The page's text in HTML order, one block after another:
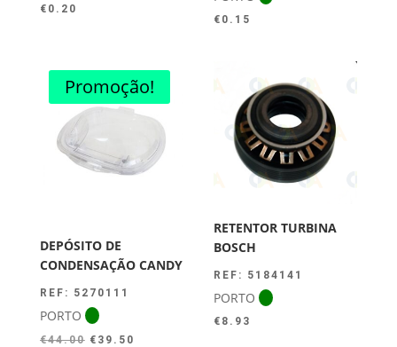
€ 0.20
€ 0.15
Promoção!
DEPÓSITO DE
CONDENSAÇÃO CANDY
REF: 5270111
PORTO
€44.00 O
€ 39.50
RETENTOR TURBINA
BOSCH
REF: 5184141
PORTO
€ 8.93